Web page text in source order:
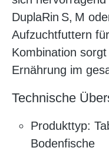
DuplaRin S, M
Aufzuchtfuttern
Kombination
Ernährung im
Technische
Produkttyp:
Bodenfische